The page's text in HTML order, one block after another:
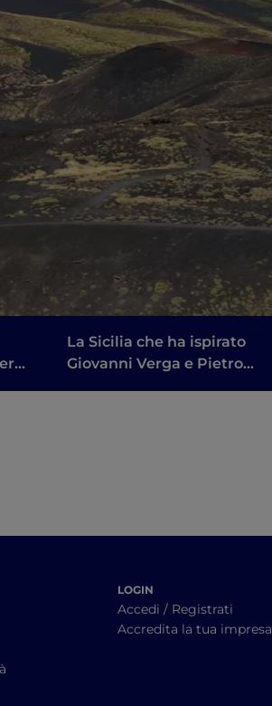
La Sicilia che ha ispirato
Giovanni Verga e Pietro
LOGIN
Accedi / Registrati
Accredita la tua impresa